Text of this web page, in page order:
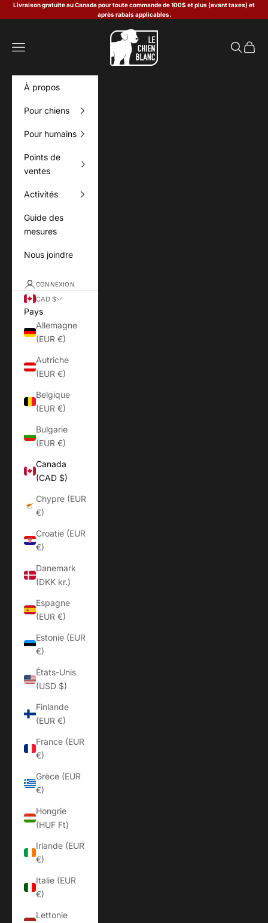
Passer au contenu
Livraison gratuite au Canada pour toute commande de 100$ et plus (avant taxes) et
après rabais applicables.
Le Chien Blanc
Menu Panier
À propos
Pour chiens
Pour humains
Points de
ventes
Activités
Guide des
mesures
Nous joindre
CONNEXION
CAD $
Pays
Allemagne
(EUR €)
Autriche
(EUR €)
Belgique
(EUR €)
Bulgarie
(EUR €)
Canada
(CAD $)
Chypre (EUR
€)
Croatie (EUR
€)
Danemark
(DKK kr.)
Espagne
(EUR €)
Estonie (EUR
€)
États-Unis
(USD $)
Finlande
(EUR €)
France (EUR
€)
Grèce (EUR
€)
Hongrie
(HUF Ft)
Irlande (EUR
€)
Italie (EUR
€)
Lettonie